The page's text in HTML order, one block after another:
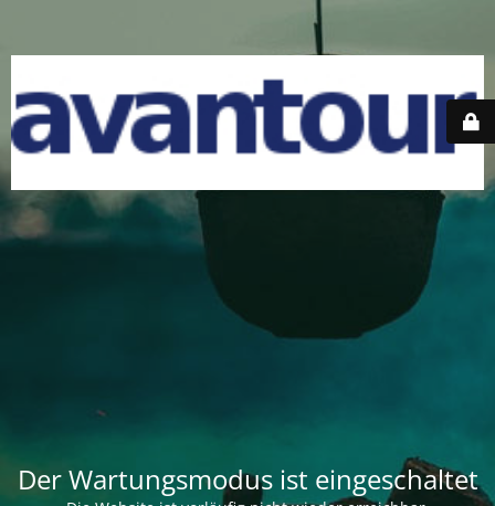
Der Wartungsmodus ist eingeschaltet